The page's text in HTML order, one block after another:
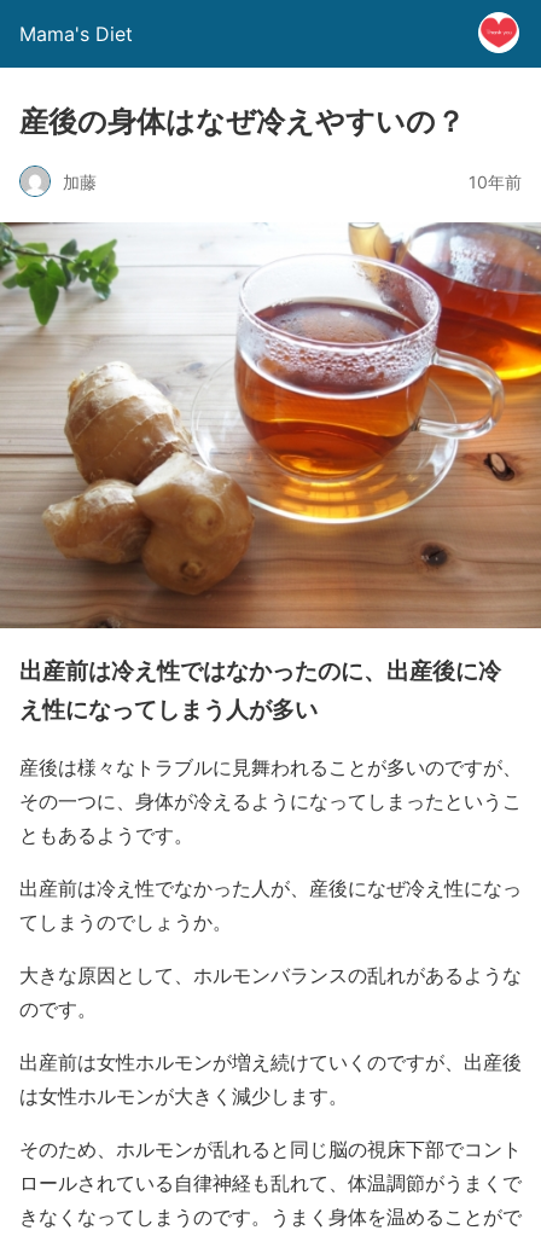
Mama's Diet
産後の身体はなぜ冷えやすいの？
加藤 10年前
出産前は冷え性ではなかったのに、出産後に冷
え性になってしまう人が多い
産後は様々なトラブルに見舞われることが多いのですが、
その一つに、身体が冷えるようになってしまったというこ
ともあるようです。
出産前は冷え性でなかった人が、産後になぜ冷え性になっ
てしまうのでしょうか。
大きな原因として、ホルモンバランスの乱れがあるような
のです。
出産前は女性ホルモンが増え続けていくのですが、出産後
は女性ホルモンが大きく減少します。
そのため、ホルモンが乱れると同じ脳の視床下部でコント
ロールされている自律神経も乱れて、体温調節がうまくで
きなくなってしまうのです。うまく身体を温めることがで